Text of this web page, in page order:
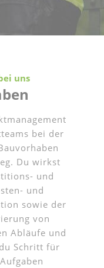
uns
bei der
Du wirkst
und
und
sowie der
von
Abläufe und
Schritt für